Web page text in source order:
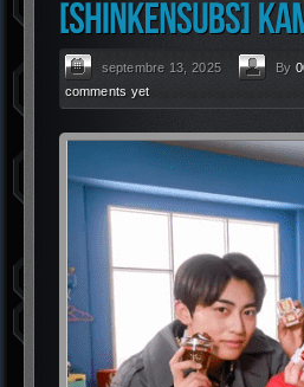
septembre 13, 2025 By
comments yet